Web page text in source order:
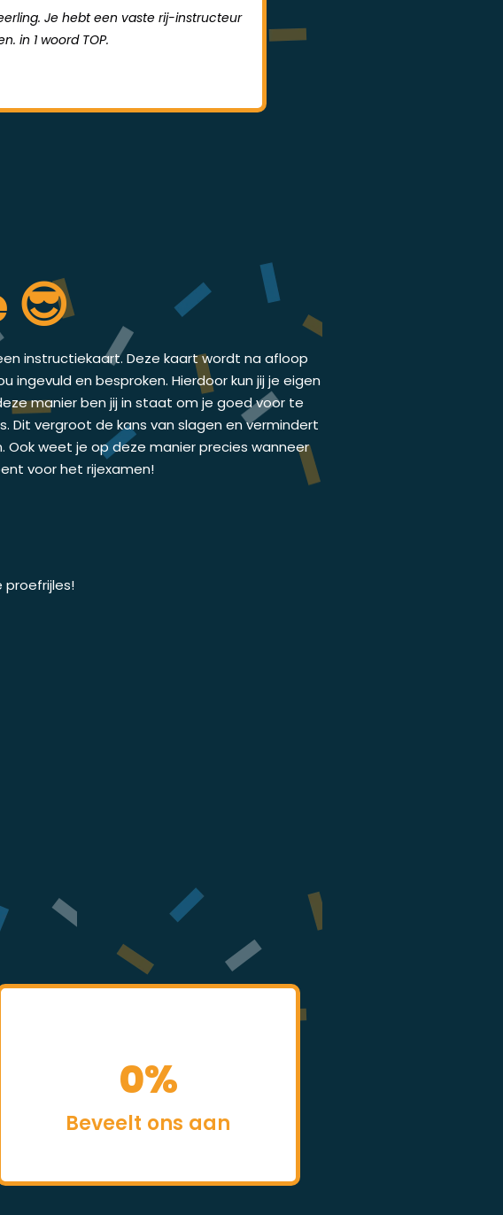
Je hebt een vaste rij-instructeur
in 1 woord TOP.
😎
instructiekaart. Deze kaart wordt na afloop
ingevuld en besproken. Hierdoor kun jij je eigen
manier ben jij in staat om je goed voor te
Dit vergroot de kans van slagen en vermindert
weet je op deze manier precies wanneer
voor het rijexamen!
Beveelt ons aan
0%